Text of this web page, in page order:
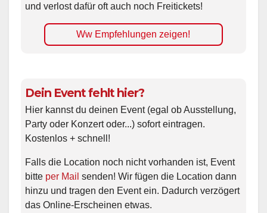
und verlost dafür oft auch noch Freitickets!
Ww Empfehlungen zeigen!
Dein Event fehlt hier?
Hier kannst du deinen Event (egal ob Ausstellung,
Party oder Konzert oder...) sofort eintragen.
Kostenlos + schnell!
Falls die Location noch nicht vorhanden ist, Event
bitte per Mail senden! Wir fügen die Location dann
hinzu und tragen den Event ein. Dadurch verzögert
das Online-Erscheinen etwas.